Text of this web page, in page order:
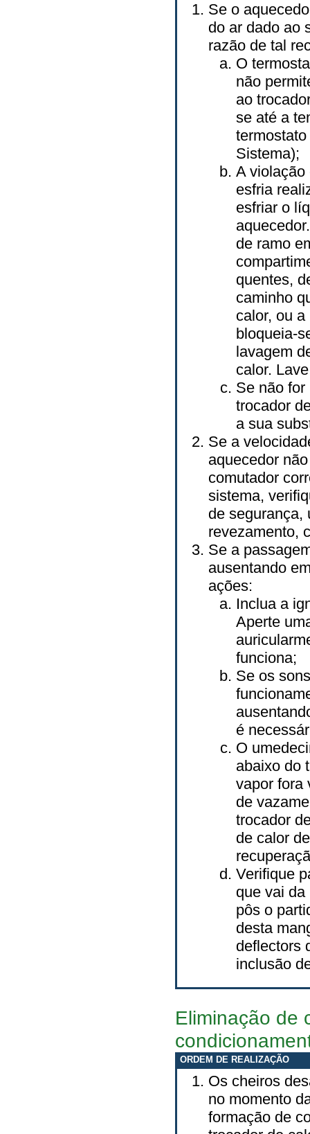
Se o
do ar dado ao
razão de tal
O
não
ao
se até a
Sistema);
A violação
esfria
esfriar o
de ramo
quentes,
caminho
calor, ou
bloqueia-
lavagem
calor.
Se não
trocador
a sua
Se a
aquecedor
comutador
sistema,
de segurança,
revezamento,
Se a
ausentando
ações:
Inclua a
Aperte
funciona;
Se os
é
O
abaixo do
vapor fora
de
trocador
de calor
Verifique
que vai da
pôs o
desta
deflectors
inclusão
Eliminação de
ORDEM DE REALIZAÇÃO
Os cheiros
no momento
formação de